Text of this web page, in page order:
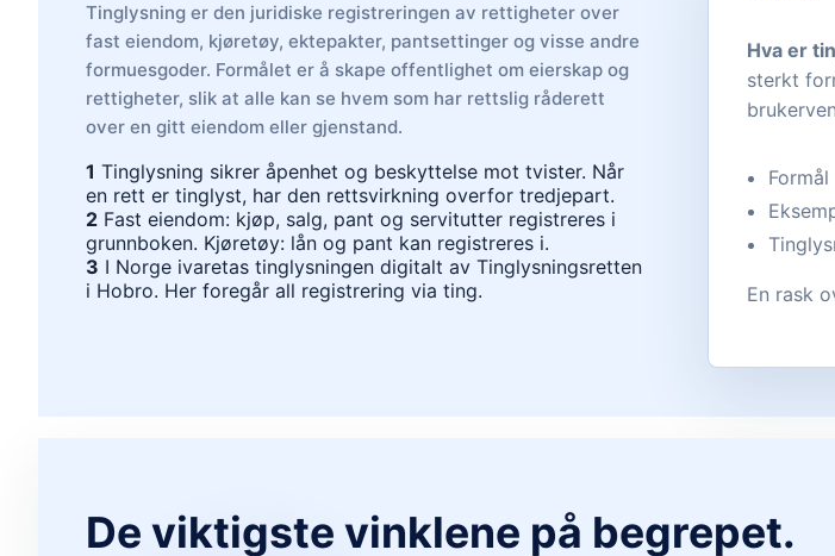
Tinglysning er den juridiske registreringen av rettigheter over
fast eiendom, kjøretøy, ektepakter, pantsettinger og visse andre
formuesgoder. Formålet er å skape offentlighet om eierskap og
rettigheter, slik at alle kan se hvem som har rettslig råderett
over en gitt eiendom eller gjenstand.
1 Tinglysning sikrer åpenhet og beskyttelse mot tvister. Når
en rett er tinglyst, har den rettsvirkning overfor tredjepart.
2 Fast eiendom: kjøp, salg, pant og servitutter registreres i
grunnboken. Kjøretøy: lån og pant kan registreres i.
3 I Norge ivaretas tinglysningen digitalt av Tinglysningsretten
i Hobro. Her foregår all registrering via ting.
Hva er
sterkt
Formål
En rask
De viktigste vinklene på begrepet.